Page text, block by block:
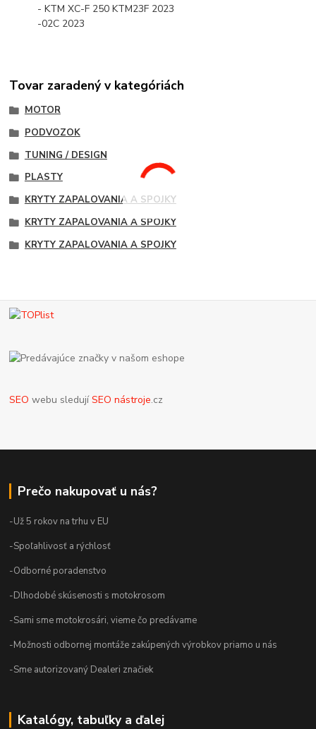
- KTM XC-F 250 KTM23F 2023
-02C 2023
Tovar zaradený v kategóriách
MOTOR
PODVOZOK
TUNING / DESIGN
PLASTY
KRYTY ZAPALOVANIA A SPOJKY
KRYTY ZAPALOVANIA A SPOJKY
KRYTY ZAPALOVANIA A SPOJKY
SEO webu sledujíSEO nástroje.cz
Prečo nakupovať u nás?
-Už 5 rokov na trhu v EU
-Spoľahlivosť a rýchlosť
-Odborné poradenstvo
-Dlhodobé skúsenosti s motokrosom
-Sami sme motokrosári, vieme čo predávame
-Možnosti odbornej montáže zakúpených výrobkov priamo u nás
-Sme autorizovaný Dealeri značiek
Katalógy, tabuľky a ďalej